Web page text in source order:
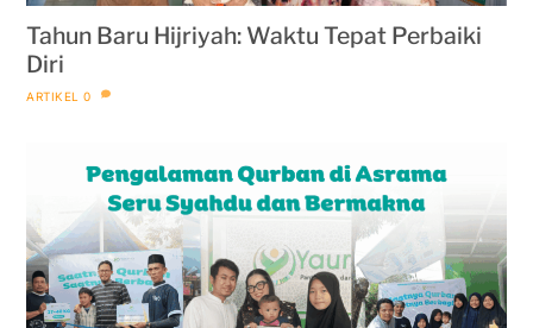
Tahun Baru Hijriyah: Waktu Tepat Perbaiki
Diri
ARTIKEL 0